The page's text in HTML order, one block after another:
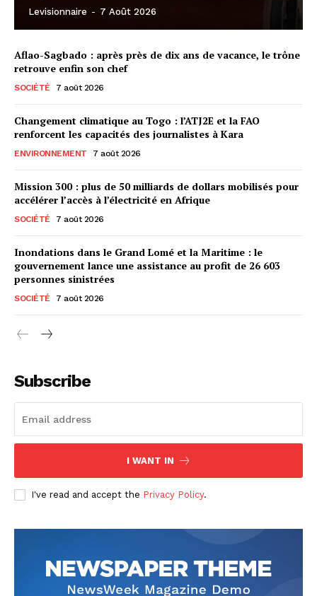
Levisionnaire - 7 Août 2026
Aflao-Sagbado : après près de dix ans de vacance, le trône
retrouve enfin son chef
SOCIÉTÉ 7 août 2026
Changement climatique au Togo : l’ATJ2E et la FAO
renforcent les capacités des journalistes à Kara
ENVIRONNEMENT 7 août 2026
Mission 300 : plus de 50 milliards de dollars mobilisés pour
accélérer l’accès à l’électricité en Afrique
SOCIÉTÉ 7 août 2026
Inondations dans le Grand Lomé et la Maritime : le
gouvernement lance une assistance au profit de 26 603
personnes sinistrées
SOCIÉTÉ 7 août 2026
Subscribe
I WANT IN
I've read and accept the Privacy Policy.